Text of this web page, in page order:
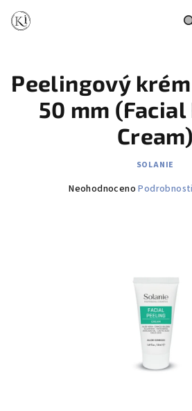
obsah
Peelingový
50 mm
Cream)
SOLANIE
Průměrné
Neohodnoceno